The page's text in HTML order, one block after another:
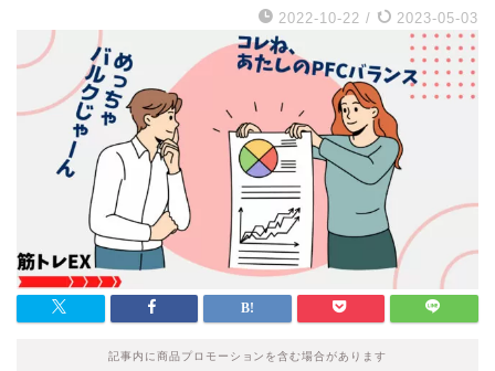
2022-10-22 / 2023-05-03
記事内に商品プロモーションを含む場合があります